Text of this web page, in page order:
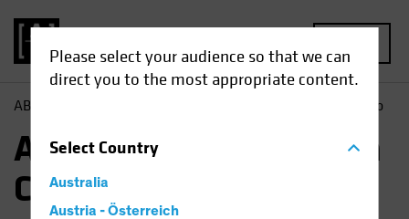
Please select your audience so that we can
direct you to the most appropriate content.
SelectCountry
Australia
Austria - Österreich
AB Actions | AB International Health Care Portfolio
AB International Health
Care Portfolio